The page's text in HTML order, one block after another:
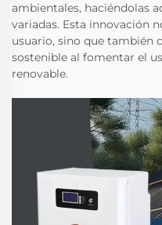
ambientales, haciéndolas
variadas. Esta innovación
usuario, sino que también
sostenible al fomentar el
renovable.